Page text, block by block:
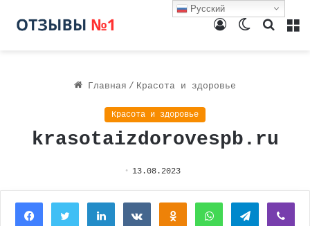
Поиск
Switch
Войти
Главная / Красота и здоровье
Красота и здоровье
krasotaizdorovespb.ru
13.08.2023
FacebookTwitterLinkedInВконтактеОдноклассники
WhatsAppTelegram
Русский